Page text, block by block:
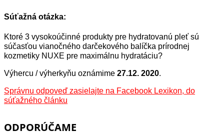
Súťažná otázka:
Ktoré 3 vysokoúčinné produkty pre hydratovanú pleť sú
súčasťou vianočného darčekového balíčka prírodnej
kozmetiky NUXE pre maximálnu hydratáciu?
Výhercu / výherkyňu oznámime 27.12. 2020.
Správnu odpoveď zasielajte na Facebook Lexikon, do
súťažného článku
ODPORÚČAME